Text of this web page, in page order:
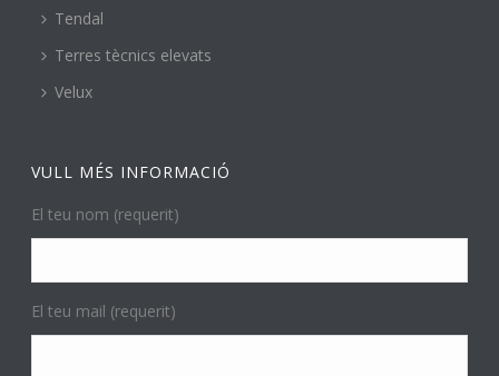
Tendal
Terres tècnics elevats
Velux
VULL MÉS INFORMACIÓ
El teu nom (requerit)
El teu mail (requerit)